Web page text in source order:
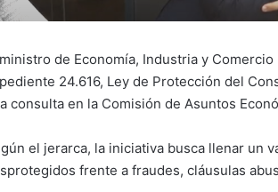
de Economía, Industria y
24.616, Ley de Protección del
consulta en la Comisión de Asuntos
el jerarca, la iniciativa busca llenar un
frente a fraudes, cláusulas